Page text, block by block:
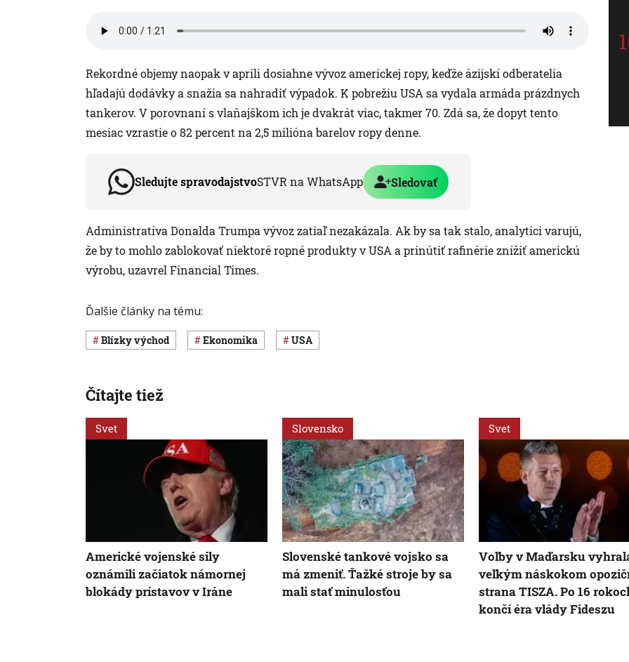
Rekordné objemy naopak v apríli dosiahne vývoz americkej ropy, keďže ázijskí odberatelia
hľadajú dodávky a snažia sa nahradiť výpadok. K pobrežiu USA sa vydala armáda prázdnych
tankerov. V porovnaní s vlaňajškom ich je dvakrát viac, takmer 70. Zdá sa, že dopyt tento
mesiac vzrastie o 82 percent na 2,5 milióna barelov ropy denne.
Sledujte spravodajstvoSTVR na WhatsApp Sledovať
Administratíva Donalda Trumpa vývoz zatiaľ nezakázala. Ak by sa tak stalo, analytici varujú,
že by to mohlo zablokovať niektoré ropné produkty v USA a prinútiť rafinérie znížiť americkú
výrobu, uzavrel Financial Times.
Ďalšie články na tému:
Blízky východ ekonomika USA
Čítajte tiež
Svet
Americké vojenské sily
oznámili začiatok námornej
blokády prístavov v Iráne
Slovensko
Slovenské tankové vojsko sa
má zmeniť. Ťažké stroje by sa
mali stať minulosťou
Svet
Voľby v Maďarsku
veľkým náskokom
strana TISZA. Po 16
končí éra vlády Fideszu